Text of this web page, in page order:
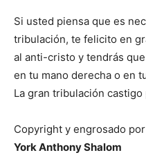
Si usted piensa que es
tribulación, te felicito en
al anti-cristo y tendrás
en tu mano derecha o en
La gran tribulación castigo
Copyright y engrosado
York Anthony Shalom